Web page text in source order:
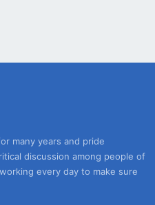
many years and pride
discussion among people of
every day to make sure